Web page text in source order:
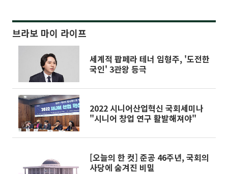
브라보 마이 라이프
세계적 팝페라 테너 임형주, '도전한
국인' 3관왕 등극
2022 시니어산업혁신 국회세미나
"시니어 창업 연구 활발해져야"
[오늘의 한 컷] 준공 46주년, 국회의
사당에 숨겨진 비밀